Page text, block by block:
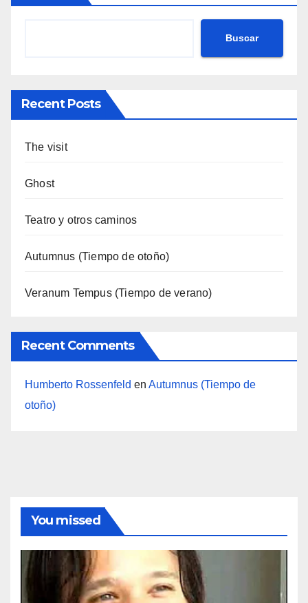
Buscar
Recent Posts
The visit
Ghost
Teatro y otros caminos
Autumnus (Tiempo de otoño)
Veranum Tempus (Tiempo de verano)
Recent Comments
Humberto Rossenfeld en Autumnus (Tiempo de
otoño)
You missed